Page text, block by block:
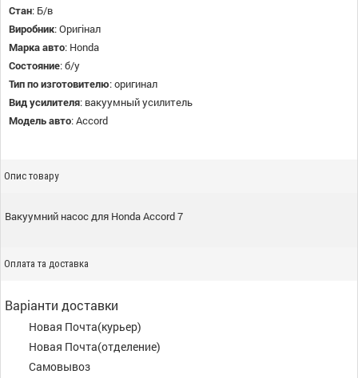
Стан: Б/в
Виробник:Оригінал
Марка авто: Honda
Состояние:б/у
Тип по изготовителю:оригинал
Вид усилителя: вакуумный усилитель
Модель авто:Accord
Опис товару
Вакуумний насос для Honda Accord 7
Оплата та доставка
Варіанти доставки
Новая Почта(курьер)
Новая Почта(отделение)
Самовывоз